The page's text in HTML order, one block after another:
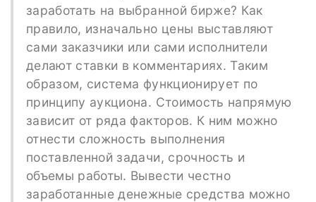
заработать на выбранной бирже? Как
правило, изначально цены выставляют
сами заказчики или сами исполнители
делают ставки в комментариях. Таким
образом, система функционирует по
принципу аукциона. Стоимость напрямую
зависит от ряда факторов. К ним можно
отнести сложность выполнения
поставленной задачи, срочность и
объемы работы. Вывести честно
заработанные денежные средства можно